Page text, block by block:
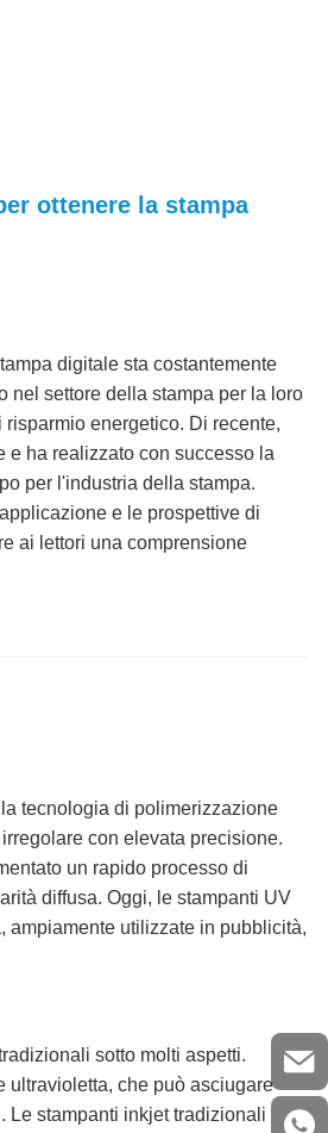
ottenere la stampa
digitale sta costantemente
nel settore della stampa per la loro
energetico. Di recente,
e ha realizzato con successo la
per l'industria della stampa.
e le prospettive di
ai lettori una comprensione
tecnologia di polimerizzazione
con elevata precisione.
un rapido processo di
diffusa. Oggi, le stampanti UV
ampiamente utilizzate in pubblicità,
sotto molti aspetti.
ultravioletta, che può asciugare
Le stampanti inkjet tradizionali